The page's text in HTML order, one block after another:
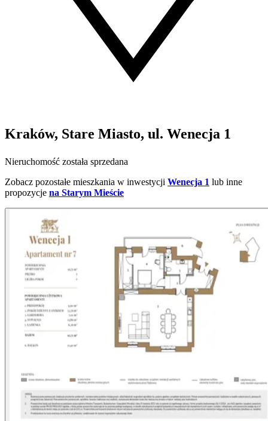
Kraków, Stare Miasto, ul. Wenecja 1
Nieruchomość została sprzedana
Zobacz pozostałe mieszkania w inwestycji Wenecja 1 lub inne
propozycje na Starym Mieście